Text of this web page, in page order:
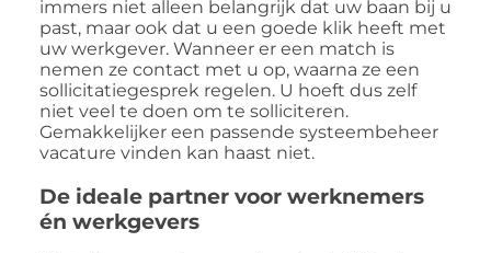
immers niet alleen belangrijk dat uw baan bij u
past, maar ook dat u een goede klik heeft met
uw werkgever. Wanneer er een match is
nemen ze contact met u op, waarna ze een
sollicitatiegesprek regelen. U hoeft dus zelf
niet veel te doen om te solliciteren.
Gemakkelijker een passende systeembeheer
vacature vinden kan haast niet.
De ideale partner voor werknemers
én werkgevers